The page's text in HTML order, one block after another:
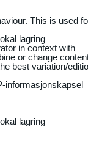
This is used
lagring
in context with
or change
best variation/
informasjonskapsel
lagring